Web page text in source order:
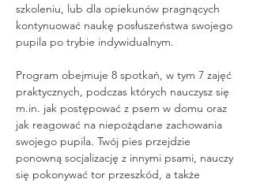
szkoleniu, lub dla opiekunów pragnących
kontynuować naukę posłuszeństwa swojego
pupila po trybie indywidualnym.
Program obejmuje 8 spotkań, w tym 7 zajęć
praktycznych, podczas których nauczysz się
m.in. jak postępować z psem w domu oraz
jak reagować na niepożądane zachowania
swojego pupila. Twój pies przejdzie
ponowną socjalizację z innymi psami, nauczy
się pokonywać tor przeszkód, a także